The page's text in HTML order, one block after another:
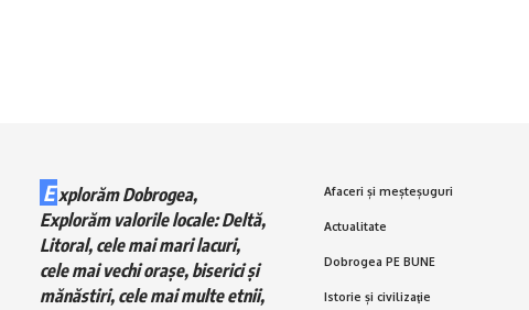
E xplorăm Dobrogea,
Explorăm valorile locale: Deltă,
Litoral, cele mai mari lacuri,
cele mai vechi orașe, biserici și
mănăstiri, cele mai multe etnii,
Afaceri și meșteșuguri
Actualitate
Dobrogea PE BUNE
Istorie și civilizaţie